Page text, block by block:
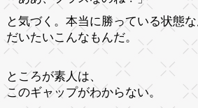
と気づく。本当に勝っている状態な
だいたいこんなもんだ。
ところが素人は、
このギャップがわからない。